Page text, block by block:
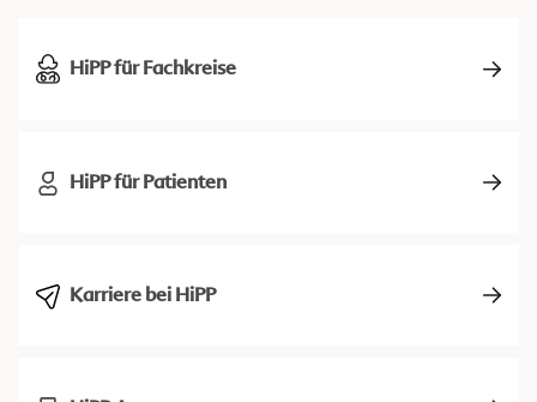
HiPP für Fachkreise
HiPP für Patienten
Karriere bei HiPP